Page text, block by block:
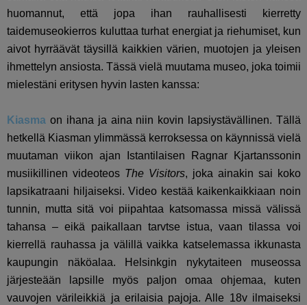
huomannut, että jopa ihan rauhallisesti kierretty
taidemuseokierros kuluttaa turhat energiat ja riehumiset, kun
aivot hyrräävät täysillä kaikkien värien, muotojen ja yleisen
ihmettelyn ansiosta. Tässä vielä muutama museo, joka toimii
mielestäni eritysen hyvin lasten kanssa:
Kiasma on ihana ja aina niin kovin lapsiystävällinen. Tällä
hetkellä Kiasman ylimmässä kerroksessa on käynnissä vielä
muutaman viikon ajan Istantilaisen Ragnar Kjartanssonin
musiikillinen videoteos The Visitors, joka ainakin sai koko
lapsikatraani hiljaiseksi. Video kestää kaikenkaikkiaan noin
tunnin, mutta sitä voi piipahtaa katsomassa missä välissä
tahansa – eikä paikallaan tarvtse istua, vaan tilassa voi
kierrellä rauhassa ja välillä vaikka katselemassa ikkunasta
kaupungin näköalaa. Helsinkgin nykytaiteen museossa
järjesteään lapsille myös paljon omaa ohjemaa, kuten
vauvojen värileikkiä ja erilaisia pajoja. Alle 18v ilmaiseksi